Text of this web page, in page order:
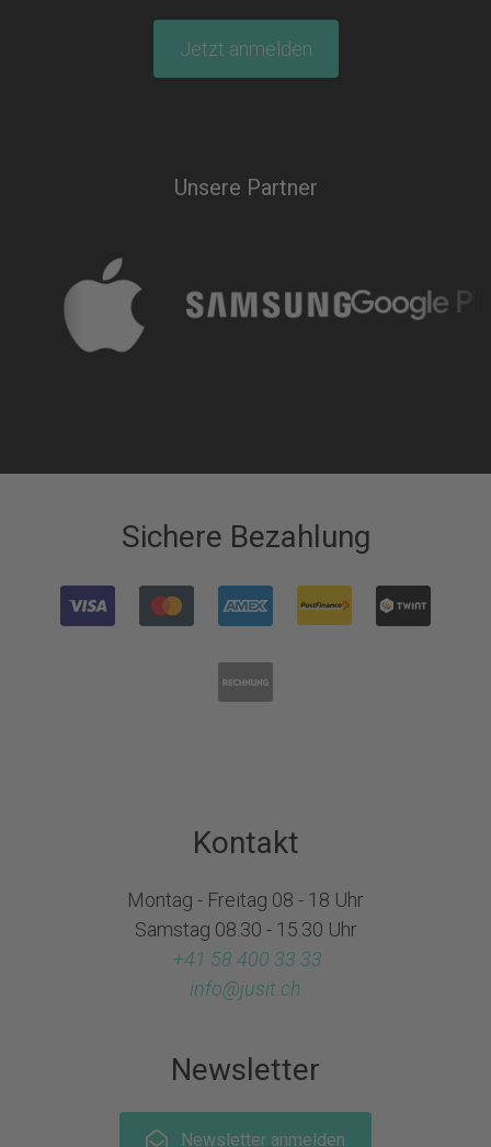
Jetzt anmelden
Unsere Partner
Sichere Bezahlung
Kontakt
Montag - Freitag 08 - 18 Uhr
Samstag 08.30 - 15.30 Uhr
+41 58 400 33 33
info@jusit.ch
Newsletter
Newsletter anmelden